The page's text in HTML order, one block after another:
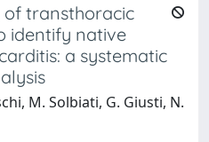
of transthoracic
identify native
a systematic
M. Solbiati, G. Giusti, N.